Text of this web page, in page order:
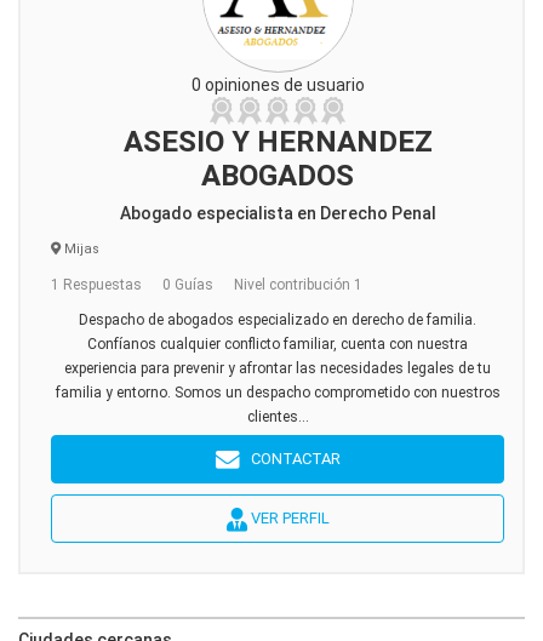
0 opiniones de usuario
ASESIO Y HERNANDEZ
ABOGADOS
Abogado especialista en Derecho Penal
Mijas
1 Respuestas 0 Guías Nivel contribución 1
Despacho de abogados especializado en derecho de familia.
Confíanos cualquier conflicto familiar, cuenta con nuestra
experiencia para prevenir y afrontar las necesidades legales de tu
familia y entorno. Somos un despacho comprometido con nuestros
clientes...
CONTACTAR
VER PERFIL